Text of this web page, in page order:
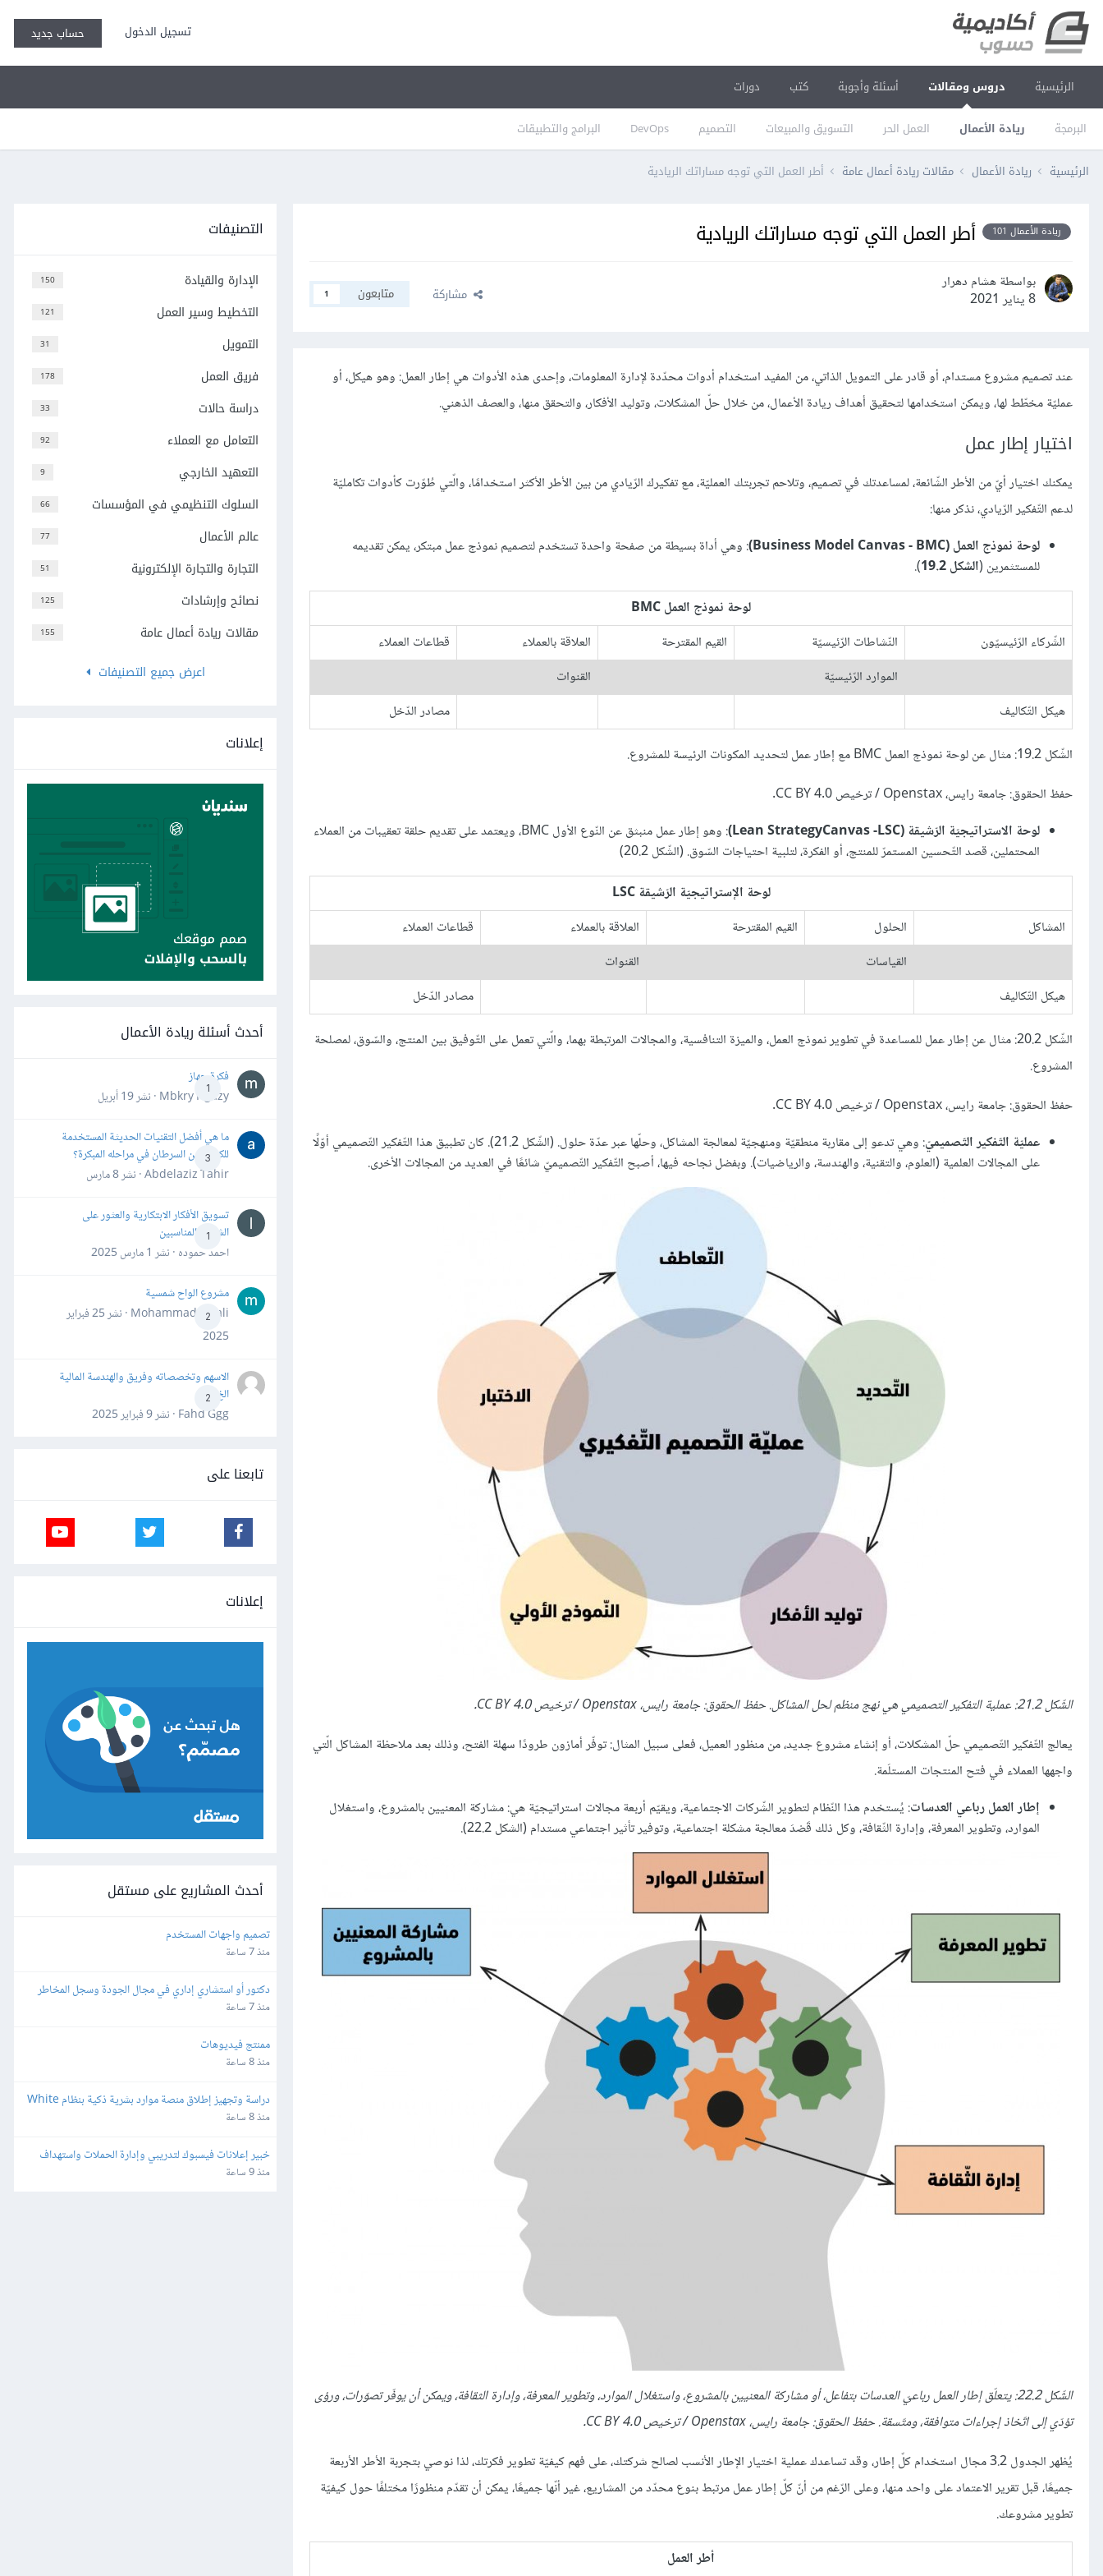
تسجيل الدخول حساب جديد
الرئيسية دروس ومقالات
البرمجة ريادة الأعمال العمل الحر التسويق والمبيعات التصميم DevOps البرامج والتطبيقات
أسئلة وأجوبة كتب دورات
الرئيسية ريادة الأعمال مقالات ريادة أعمال عامة أطر العمل التي توجه مساراتك الريادية
ريادة الأعمال 101 أطر العمل التي توجه مساراتك الريادية
بواسطة هشام دهرار
8 يناير 2021
مشاركة متابعون 1
عند تصميم مشروع مستدام، أو قادر على التمويل الذاتي، من المفيد استخدام أدوات محدّدة لإدارة المعلومات، وإحدى هذه الأدوات هي إطار العمل: وهو هيكل، أو
عمليّة مخطّط لها، ويمكن استخدامها لتحقيق أهداف ريادة الأعمال، من خلال حلّ المشكلات، وتوليد الأفكار، والتحقق منها، والعصف الذهني.
اختيار إطار عمل
يمكنك اختيار أيّ من الأطر الشّائعة، لمساعدتك في تصميم، وتلاحم تجربتك العمليّة، مع تفكيرك الرّيادي من بين الأطر الأكثر استخدامًا، والّتي طُوّرت كأدوات تكامليّة
لدعم التّفكير الرّيادي، نذكر منها:
لوحة نموذج العمل (Business Model Canvas - BMC)
: وهي أداة بسيطة من صفحة واحدة تستخدم لتصميم نموذج عمل مبتكر، يمكن تقديمه
للمستثمرين (الشكل 19.2
).
لوحة نموذج العمل BMC
الشّركاء الرّئيسيّون
النّشاطات الرّئيسيّة القيم المقترحة العلاقة بالعملاء
قطاعات العملاء
الموارد الرّئيسيّة
القنوات
هيكل التّكاليف
مصادر الدّخل
الشّكل 19.2: مثال عن لوحة نموذج العمل BMC مع إطار عمل لتحديد المكونات الرئيسة للمشروع.
حفظ الحقوق: جامعة رايس، Openstax / ترخيص CC BY 4.0.
لوحة الاستراتيجيّة الرّشيقة (Lean StrategyCanvas -LSC)
: وهو إطار عمل منبثق عن النّوع الأول BMC، ويعتمد على تقديم حلقة تعقيبات من العملاء
المحتملين، قصد التّحسين المستمرّ للمنتج، أو الفكرة، لتلبية احتياجات السّوق. (الشّكل 20.2)
لوحة الإستراتيجيّة الرّشيقة LSC
المشاكل
الحلول القيم المقترحة العلاقة بالعملاء
قطاعات العملاء
القياسات
القنوات
هيكل التّكاليف
مصادر الدّخل
الشّكل 20.2: مثال عن إطار عمل للمساعدة في تطوير نموذج العمل، والميزة التنافسية، والمجالات المرتبطة بهما، والّتي تعمل على التّوفيق بين المنتج، والسّوق، لمصلحة
المشروع.
حفظ الحقوق: جامعة رايس، Openstax / ترخيص CC BY 4.0.
عمليّة التّفكير التّصميميّ
: وهي تدعو إلى مقاربة منطقيّة ومنهجيّة لمعالجة المشاكل، وحلّها عبر عدّة حلول. (الشّكل 21.2). كان تطبيق هذا التّفكير التّصميمي أوّلًا
على المجالات العلمية (العلوم، والتقنية، والهندسة، والرياضيات). وبفضل نجاحه فيها، أصبح التّفكير التّصميميّ شائعًا في العديد من المجالات الأخرى.
الشّكل 21.2: عملية التفكير التصميمي هي نهج منظم لحل المشاكل. حفظ الحقوق: جامعة رايس، Openstax / ترخيص CC BY 4.0.
يعالج التّفكير التّصميمي حلّ المشكلات، أو إنشاء مشروع جديد، من منظور العميل، فعلى سبيل المثال: توفّر أمازون طرودًا سهلة الفتح، وذلك بعد ملاحظة المشاكل الّتي
واجهها العملاء في فتح المنتجات المستلَمة.
إطار العمل رباعي العدسات: يُستخدم هذا النّظام لتطوير الشّركات الاجتماعية، ويقيّم أربعة مجالات استراتيجيّة هي: مشاركة المعنيين بالمشروع، واستغلال
الموارد، وتطوير المعرفة، وإدارة الثّقافة، وكل ذلك قَصْدَ معالجة مشكلة اجتماعية، وتوفير تأثير اجتماعي مستدام (الشكل 22.2).
الشّكل 22.2: يتعلّق إطار العمل رباعيّ العدسات بتفاعل، أو مشاركة المعنيين بالمشروع، واستغلال الموارد، وتطوير المعرفة، وإدارة الثقافة، ويمكن أن يوفّر تصوّرات، ورؤى
تؤدّي إلى اتّخاذ إجراءات متوافقة، ومتّسقة. حفظ الحقوق: جامعة رايس، Openstax / ترخيص CC BY 4.0.
يُظهر الجدول 3.2 مجال استخدام كلّ إطار، وقد تساعدك عملية اختيار الإطار الأنسب لصالح شركتك، على فهم كيفيّة تطوير فكرتك، لذا نوصي بتجربة الأطر الأربعة
جميعًا، قبل تقرير الاعتماد على واحد منها، وعلى الرّغم من أنّ كلّ إطار عمل مرتبط بنوع محدّد من المشاريع، غير أنّها جميعًا، يمكن أن تقدّم منظورًا مختلفًا حول كيفيّة
تطوير مشروعك.
أطر العمل
التصنيفات
150 الإدارة والقيادة
121 التخطيط وسير العمل
31 التمويل
178 فريق العمل
33 دراسة حالات
92 التعامل مع العملاء
9 التعهيد الخارجي
66 السلوك التنظيمي في المؤسسات
77 عالم الأعمال
51 التجارة والتجارة الإلكترونية
125 نصائح وإرشادات
155
مقالات ريادة أعمال عامة
اعرض جميع التصنيفات
إعلانات
أحدث أسئلة ريادة الأعمال
1
فكرة جهاز
Mbkry Hgazy · نشر
19 أبريل
3
ما هي أفضل التقنيات الحديثة المستخدمة
للكشف عن السرطان في مراحله المبكرة؟
Abdelaziz Tahir · نشر
8 مارس
1
تسويق الأفكار الابتكارية والعثور على
الشركاء المناسبين
احمد حموده · نشر 1 مارس 2025
2
مشروع الواح شمسية
Mohammad Awali · نشر
25 فبراير
2025
2
الاسهم وتخصصاته وفريق والهندسة المالية
الخ
Fahd Ggg · نشر
9 فبراير 2025
تابعنا على
إعلانات
أحدث المشاريع على مستقل
تصميم واجهات المستخدم
منذ 7 ساعة
دكتور أو استشاري إداري في مجال الجودة وسجل المخاطر
والاستراتيجية والمجالات القانونية
منذ 7 ساعة
ممنتج فيديوهات
منذ 8 ساعة
Label وإعادة البيع
منذ 8 ساعة
الجمهور بدقة
منذ 9 ساعة